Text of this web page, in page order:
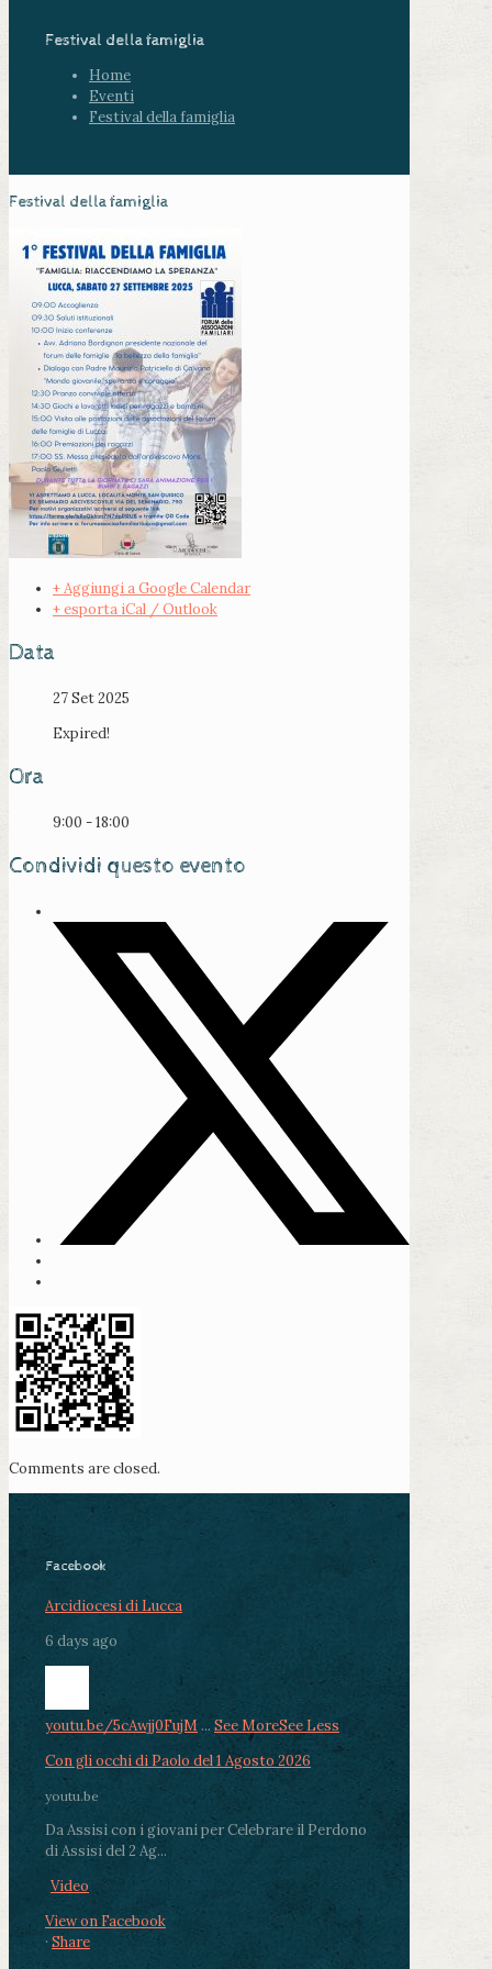
Festival della famiglia
Home
Eventi
Festival della famiglia
Festival della famiglia
+ Aggiungi a Google Calendar
+ esporta iCal / Outlook
Data
27 Set 2025
Expired!
Ora
9:00 - 18:00
Condividi questo evento
Comments are closed.
Facebook
Arcidiocesi di Lucca
6 days ago
youtu.be/5cAwjj0FujM ... See MoreSee Less
Con gli occhi di Paolo del 1 Agosto 2026
youtu.be
Da Assisi con i giovani per Celebrare il Perdono
di Assisi del 2 Ag...
Video
View on Facebook
· Share